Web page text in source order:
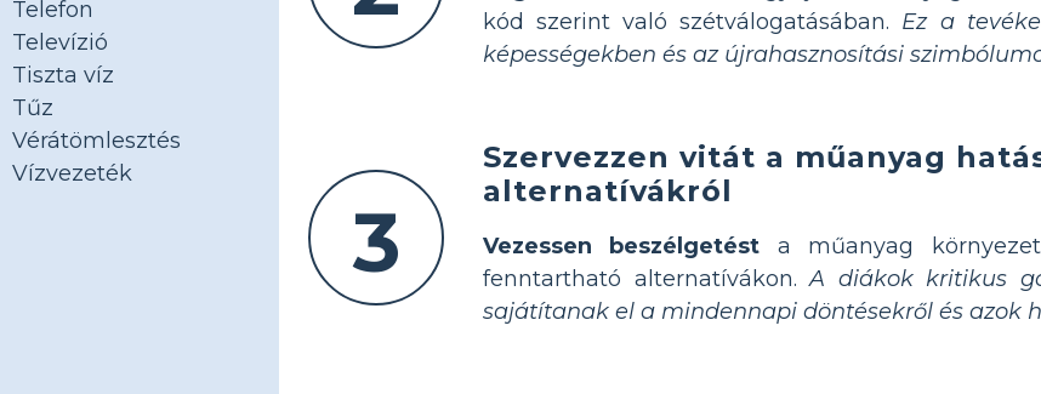
Telefon
Televízió
Tiszta víz
Tűz
Vérátömlesztés
Vízvezeték
kód szerint való szétválogatásában. Ez a
képességekben és az újrahasznosítási
3
Szervezzen vitát a műanyag
alternatívákról
Vezessen beszélgetést a műanyag
fenntartható alternatívákon.A diákok kritikus
sajátítanak el a mindennapi döntésekről és azok